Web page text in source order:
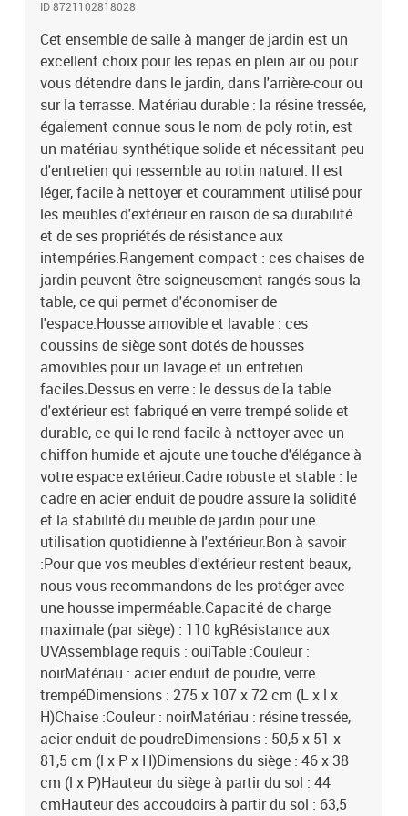
rend facile à nettoyer avec un chiffon humide et ajoute une touche
d'élégance à votre espace extérieur.Cadre robuste et stable : le
cadre en acier enduit de poudre assure la solidité et la stabilité du
meuble de jardin pour une utilisation quotidienne à l'extérieur.Bon
à savoir :Pour que vos meubles d'extérieur restent beaux, nous
vous recommandons de les protéger avec une housse
imperméable.Capacité de charge maximale (par siège) : 110
kgRésistance aux UVAssemblage requis : ouiTable :Couleur :
noirMatériau : acier enduit de poudre, verre trempéDimensions :
275 x 107 x 72 cm (L x l x H)Chaise :Couleur : noirMatériau : résine
tressée, acier enduit de poudreDimensions : 50,5 x 51 x 81,5 cm (l x
P x H)Dimensions du siège : 46 x 38 cm (l x P)Hauteur du siège à
partir du sol : 44 cmHauteur des accoudoirs à partir du sol : 63,5
cmTabouret :Couleur : noirMatériau : résine tressée, acier enduit
de poudreDimensions : 40 x 40 x 35 cm (l x P x H)Coussin :Couleur
: blanc crèmeMatériau de la couverture : tissu (100 %
polyester)Matériau de remplissage : mousseDimensions du
coussin de siège : 46,5 x 37 x 2 cm (l x P x é)Dimensions du
tabouret : 40,5 x 40,5 x 35 cm (l x P x é)La livraison contient :1 x
table de jardin10 x chaise de jardin4 x tabouret de jardin10 x
coussin de siège avec housse amovible et lavable4 x coussin de
tabouret avec housse amovible et lavable
ID 8721102818028
Cet ensemble de salle à manger de jardin est un
excellent choix pour les repas en plein air ou pour
vous détendre dans le jardin, dans l'arrière-cour ou
sur la terrasse. Matériau durable : la résine tressée,
également connue sous le nom de poly rotin, est
un matériau synthétique solide et nécessitant peu
d'entretien qui ressemble au rotin naturel. Il est
léger, facile à nettoyer et couramment utilisé pour
les meubles d'extérieur en raison de sa durabilité
et de ses propriétés de résistance aux
intempéries.Rangement compact : ces chaises de
jardin peuvent être soigneusement rangés sous la
table, ce qui permet d'économiser de
l'espace.Housse amovible et lavable : ces
coussins de siège sont dotés de housses
amovibles pour un lavage et un entretien
faciles.Dessus en verre : le dessus de la table
d'extérieur est fabriqué en verre trempé solide et
durable, ce qui le rend facile à nettoyer avec un
chiffon humide et ajoute une touche d'élégance à
votre espace extérieur.Cadre robuste et stable : le
cadre en acier enduit de poudre assure la solidité
et la stabilité du meuble de jardin pour une
utilisation quotidienne à l'extérieur.Bon à savoir
:Pour que vos meubles d'extérieur restent beaux,
nous vous recommandons de les protéger avec
une housse imperméable.Capacité de charge
maximale (par siège) : 110 kgRésistance aux
UVAssemblage requis : ouiTable :Couleur :
noirMatériau : acier enduit de poudre, verre
trempéDimensions : 275 x 107 x 72 cm (L x l x
H)Chaise :Couleur : noirMatériau : résine tressée,
acier enduit de poudreDimensions : 50,5 x 51 x
81,5 cm (l x P x H)Dimensions du siège : 46 x 38
cm (l x P)Hauteur du siège à partir du sol : 44
cmHauteur des accoudoirs à partir du sol : 63,5